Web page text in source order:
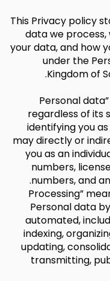
This Privacy policy
data we process,
your data, and how
under the
Kingdom of
“Personal
regardless of its
identifying you
may directly or
you as an
numbers,
numbers, and
“Processing”
Personal data
automated,
indexing,
updating,
transmitting,